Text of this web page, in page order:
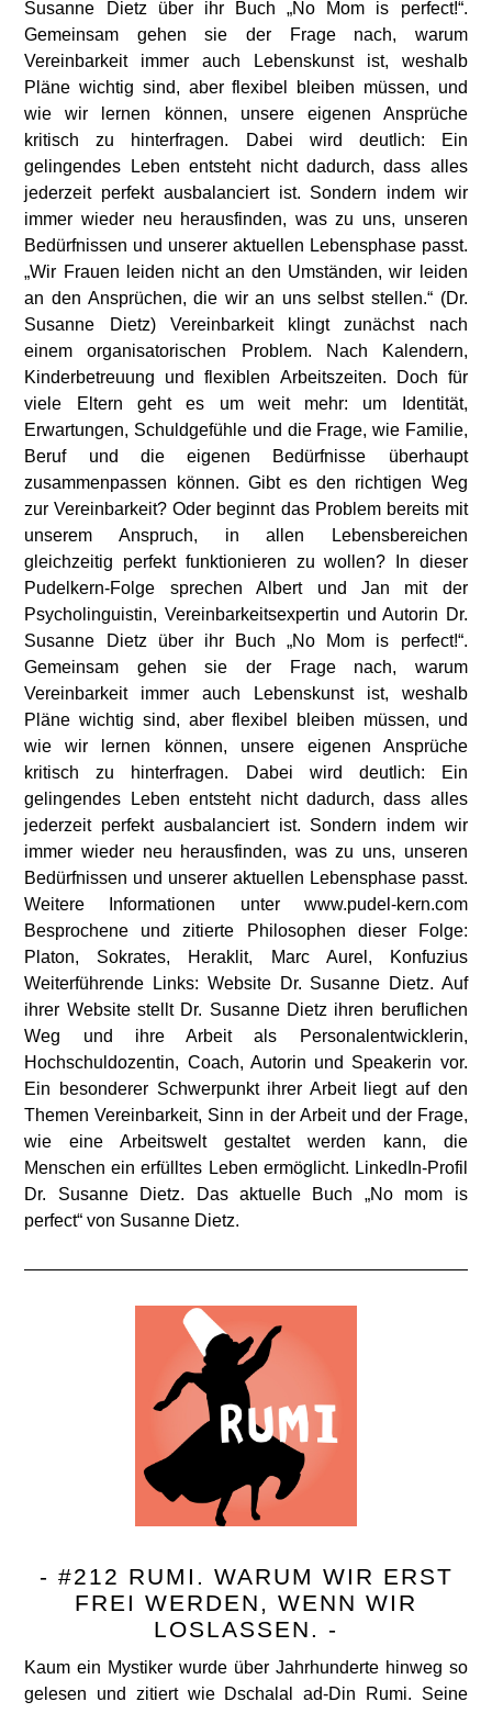
Susanne Dietz über ihr Buch „No Mom is perfect!“.
Gemeinsam gehen sie der Frage nach, warum
Vereinbarkeit immer auch Lebenskunst ist, weshalb
Pläne wichtig sind, aber flexibel bleiben müssen, und
wie wir lernen können, unsere eigenen Ansprüche
kritisch zu hinterfragen. Dabei wird deutlich: Ein
gelingendes Leben entsteht nicht dadurch, dass alles
jederzeit perfekt ausbalanciert ist. Sondern indem wir
immer wieder neu herausfinden, was zu uns, unseren
Bedürfnissen und unserer aktuellen Lebensphase passt.
„Wir Frauen leiden nicht an den Umständen, wir leiden
an den Ansprüchen, die wir an uns selbst stellen.“ (Dr.
Susanne Dietz) Vereinbarkeit klingt zunächst nach
einem organisatorischen Problem. Nach Kalendern,
Kinderbetreuung und flexiblen Arbeitszeiten. Doch für
viele Eltern geht es um weit mehr: um Identität,
Erwartungen, Schuldgefühle und die Frage, wie Familie,
Beruf und die eigenen Bedürfnisse überhaupt
zusammenpassen können. Gibt es den richtigen Weg
zur Vereinbarkeit? Oder beginnt das Problem bereits mit
unserem Anspruch, in allen Lebensbereichen
gleichzeitig perfekt funktionieren zu wollen? In dieser
Pudelkern-Folge sprechen Albert und Jan mit der
Psycholinguistin, Vereinbarkeitsexpertin und Autorin Dr.
Susanne Dietz über ihr Buch „No Mom is perfect!“.
Gemeinsam gehen sie der Frage nach, warum
Vereinbarkeit immer auch Lebenskunst ist, weshalb
Pläne wichtig sind, aber flexibel bleiben müssen, und
wie wir lernen können, unsere eigenen Ansprüche
kritisch zu hinterfragen. Dabei wird deutlich: Ein
gelingendes Leben entsteht nicht dadurch, dass alles
jederzeit perfekt ausbalanciert ist. Sondern indem wir
immer wieder neu herausfinden, was zu uns, unseren
Bedürfnissen und unserer aktuellen Lebensphase passt.
Weitere Informationen unter www.pudel-kern.com
Besprochene und zitierte Philosophen dieser Folge:
Platon, Sokrates, Heraklit, Marc Aurel, Konfuzius
Weiterführende Links: Website Dr. Susanne Dietz. Auf
ihrer Website stellt Dr. Susanne Dietz ihren beruflichen
Weg und ihre Arbeit als Personalentwicklerin,
Hochschuldozentin, Coach, Autorin und Speakerin vor.
Ein besonderer Schwerpunkt ihrer Arbeit liegt auf den
Themen Vereinbarkeit, Sinn in der Arbeit und der Frage,
wie eine Arbeitswelt gestaltet werden kann, die
Menschen ein erfülltes Leben ermöglicht. LinkedIn-Profil
Dr. Susanne Dietz. Das aktuelle Buch „No mom is
perfect“ von Susanne Dietz.
- #212 RUMI. WARUM WIR ERST
FREI WERDEN, WENN WIR
LOSLASSEN. -
Kaum ein Mystiker wurde über Jahrhunderte hinweg so
gelesen und zitiert wie Dschalal ad-Din Rumi. Seine